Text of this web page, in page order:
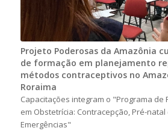
Projeto Poderosas da Amazônia
de formação em planejamento
métodos contraceptivos no
Roraima
Capacitações integram o "Programa de
em Obstetrícia: Contracepção, Pré-
Emergências"